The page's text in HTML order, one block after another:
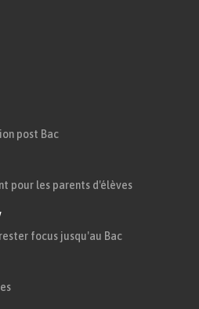
est le fils de
de la mer.
provoquée par Poséidon
Alcinoos, raconte sa
:
post Bac
pour les parents d'élèves
focus jusqu'au Bac